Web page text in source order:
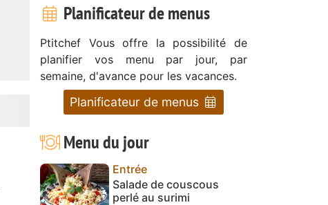
Planificateur de menus
Ptitchef Vous offre la possibilité de
planifier vos menu par jour, par
semaine, d'avance pour les vacances.
Planificateur de menus
Menu du jour
Entrée
Salade de couscous
perlé au surimi